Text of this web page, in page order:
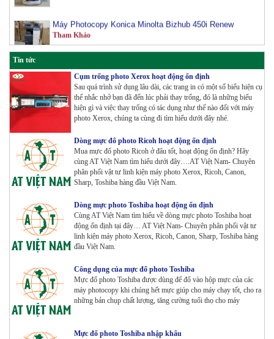
Tham Khảo
Tham Khảo
Máy Photocopy Konica Minolta Bizhub 360i Renew
Tham Khảo
Máy Photocopy màu Toshiba E-Studio 4515AC Renew
Tham Khảo
Máy Photocopy màu Toshiba E-Studio 5015AC Renew
Tham Khảo
Máy Photocopy KONICA MINOLTA Bizhub 367 Renew
Tham Khảo
Bộ Mực 4 màu Konica Minolta Bizhub C1085 | 6085 |
Tin tức
Cụm trống photo Xerox hoạt động ổn định
Sau quá trình sử dụng lâu dài, các trang in có một số biểu hiện cụ
thể nhắc nhở bạn đã đến lúc phải thay trống, đó là những biểu
hiện gì và việc thay trống có tác dụng như thế nào đối với máy
photo Xerox, chúng ta cùng đi tìm hiểu dưới đây nhé.
Dòng mực đổ photo Ricoh hoạt động ổn định
Mua mực đổ photo Ricoh ở đâu tốt, hoạt động ổn định? Hãy
cùng AT Việt Nam tìm hiểu dưới đây….AT Việt Nam- Chuyên
phân phối vật tư linh kiện máy photo Xerox, Ricoh, Canon,
Sharp, Toshiba hàng đầu Việt Nam.
Dòng mực photo Toshiba hoạt động ổn định
Cùng AT Việt Nam tìm hiểu về dòng mực photo Toshiba hoạt
động ổn định tại đây… AT Việt Nam- Chuyên phân phối vật tư
linh kiện máy photo Xerox, Ricoh, Canon, Sharp, Toshiba hàng
đầu Việt Nam.
Công dụng của mực đổ photo Toshiba
Mực đổ photo Toshiba được dùng để đổ vào hộp mực của các
máy photocopy khi chúng hết mực giúp cho máy chạy tốt, cho ra
những bản chụp chất lượng, tăng cường tuổi thọ cho máy
Mực đổ photo Toshiba nhập khẩu